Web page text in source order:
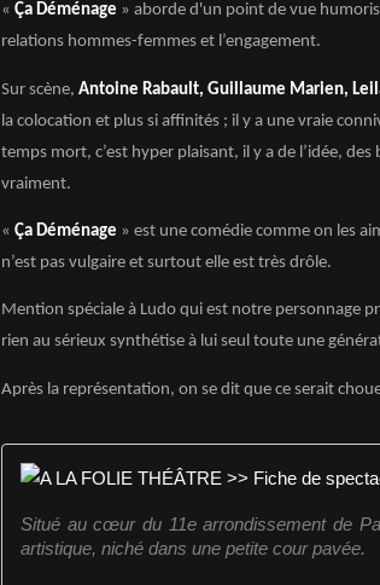
« Ça Déménage » aborde d'un point de vue
relations hommes-femmes et l’engagement.
Sur scène, Antoine Rabault, Guillaume Marien,
la colocation et plus si affinités ; il y a une vraie
temps mort, c’est hyper plaisant, il y a de l’idée,
vraiment.
« Ça Déménage » est une comédie comme on les
n’est pas vulgaire et surtout elle est très drôle.
Mention spéciale à Ludo qui est notre personnage
rien au sérieux synthétise à lui seul toute une
Après la représentation, on se dit que ce serait
Situé au cœur du 11e arrondissement de
artistique, niché dans une petite cour pavée.